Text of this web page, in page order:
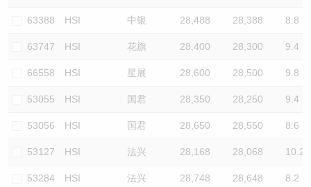
63388 HSI 中银 28,488 28,388 8.8
63747 HSI 花旗 28,400 28,300 9.4
66558 HSI 星展 28,600 28,500 9.8
53055 HSI 国君 28,350 28,250 9.4
53056 HSI 国君 28,650 28,550 8.6
53127 HSI 法兴 28,168 28,068 10.2
53284 HSI 法兴 28,748 28,648 8.2